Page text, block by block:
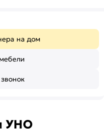
на дом
УНО